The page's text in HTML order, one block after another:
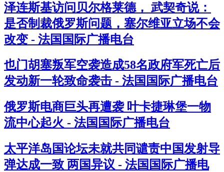
泽连斯基访问贝尔格莱德， 武契奇说：
是否制裁俄罗斯问题，塞尔维亚立场不会
改变 - 法国国际广播电台
也门胡塞叛军空袭造成58名政府军死亡后
发动新一轮致命袭击 - 法国国际广播电台
俄罗斯电商巨头再遭袭 叶卡捷琳堡一物
流中心起火 - 法国国际广播电台
太平洋岛国论坛未就共同谴责中国发射导
弹达成一致 两国异议 - 法国国际广播电